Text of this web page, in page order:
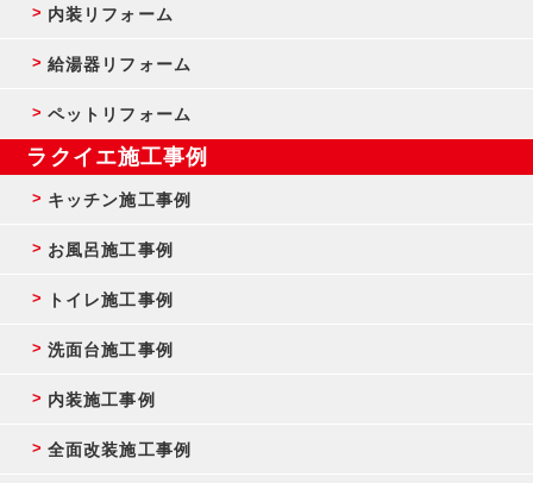
内装リフォーム
給湯器リフォーム
ペットリフォーム
ラクイエ施工事例
キッチン施工事例
お風呂施工事例
トイレ施工事例
洗面台施工事例
内装施工事例
全面改装施工事例